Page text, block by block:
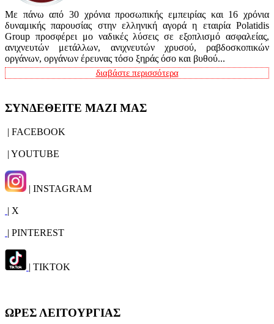
Με πάνω από 30 χρόνια προσωπικής εμπειρίας και 16 χρόνια
δυναμικής παρουσίας στην ελληνική αγορά η εταιρία Polatidis
Group προσφέρει μο ναδικές λύσεις σε εξοπλισμό ασφαλείας,
ανιχνευτών μετάλλων, ανιχνευτών χρυσού, ραβδοσκοπικών
οργάνων, οργάνων έρευνας τόσο ξηράς όσο και βυθού...
διαβάστε περισσότερα
ΣΥΝΔΕΘΕΙΤΕ ΜΑΖΙ ΜΑΣ
| FACEBOOK
| YOUTUBE
| INSTAGRAM
| X
| PINTEREST
| TIKTOK
ΩΡΕΣ ΛΕΙΤΟΥΡΓΙΑΣ